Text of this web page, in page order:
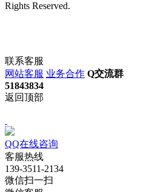
Rights Reserved.
联系客服
网站客服 业务合作 Q交流群
51843834
返回顶部
QQ在线咨询
客服热线
139-3511-2134
微信扫一扫